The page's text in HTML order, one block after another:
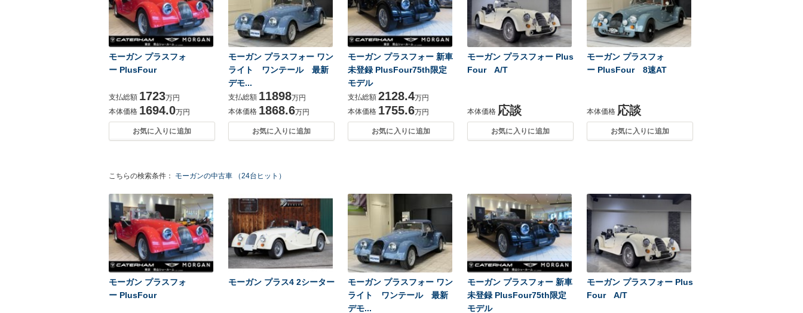
モーガン プラスフォ
ー PlusFour
支払総額 1723万円
本体価格 1694.0万円
お気に入りに追加
モーガン プラスフォー ワン
ライト ワンテール 最新
デモ...
支払総額 11898万円
本体価格 1868.6万円
お気に入りに追加
モーガン プラスフォー 新車
未登録 PlusFour75th限定
モデル
支払総額 2128.4万円
本体価格 1755.6万円
お気に入りに追加
モーガン プラスフォー Plus
Four A/T
本体価格 応談
お気に入りに追加
モーガン プラスフォ
ー PlusFour 8速AT
本体価格 応談
お気に入りに追加
こちらの検索条件： モーガンの中古車 （24台ヒット）
モーガン プラスフォ
ー PlusFour
モーガン プラス4 2シーター
モーガン プラスフォー ワン
ライト ワンテール 最新
デモ...
モーガン プラスフォー 新車
未登録 PlusFour75th限定
モデル
モーガン プラスフォー Plus
Four A/T